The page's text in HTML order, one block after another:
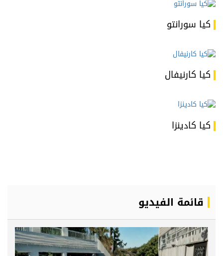
كيا سورانتو
كيا كارنيفال
كيا كادينزا
قائمة الفيديو